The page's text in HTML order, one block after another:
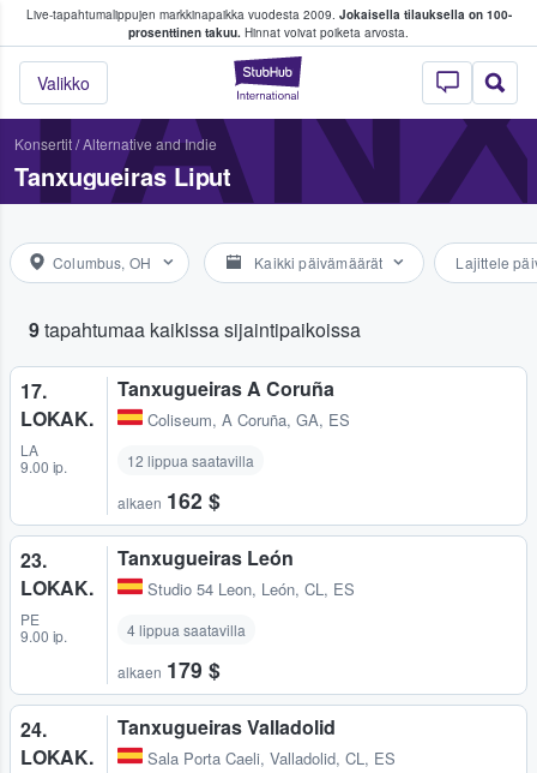
Live-tapahtumalippujen markkinapaikka vuodesta 2009. Jokaisella tilauksella on 100-
prosenttinen takuu. Hinnat voivat poiketa arvosta.
StubHub -
Valikko
fanit ostavat ja myyvät lippuja
Konsertit/Alternative and Indie
Tanxugueiras Liput
Columbus, OH Kaikki päivämäärät Lajittele
9tapahtumaa kaikissa sijaintipaikoissa
17.
LOKAK.
LA
9.00 ip.
Tanxugueiras A Coruña
Coliseum, A Coruña, GA, ES
12 lippua saatavilla
alkaen 162 $
23.
LOKAK.
PE
9.00 ip.
Tanxugueiras León
Studio 54 Leon, León, CL, ES
4 lippua saatavilla
alkaen 179 $
24.
LOKAK.
Tanxugueiras Valladolid
Sala Porta Caeli, Valladolid, CL, ES